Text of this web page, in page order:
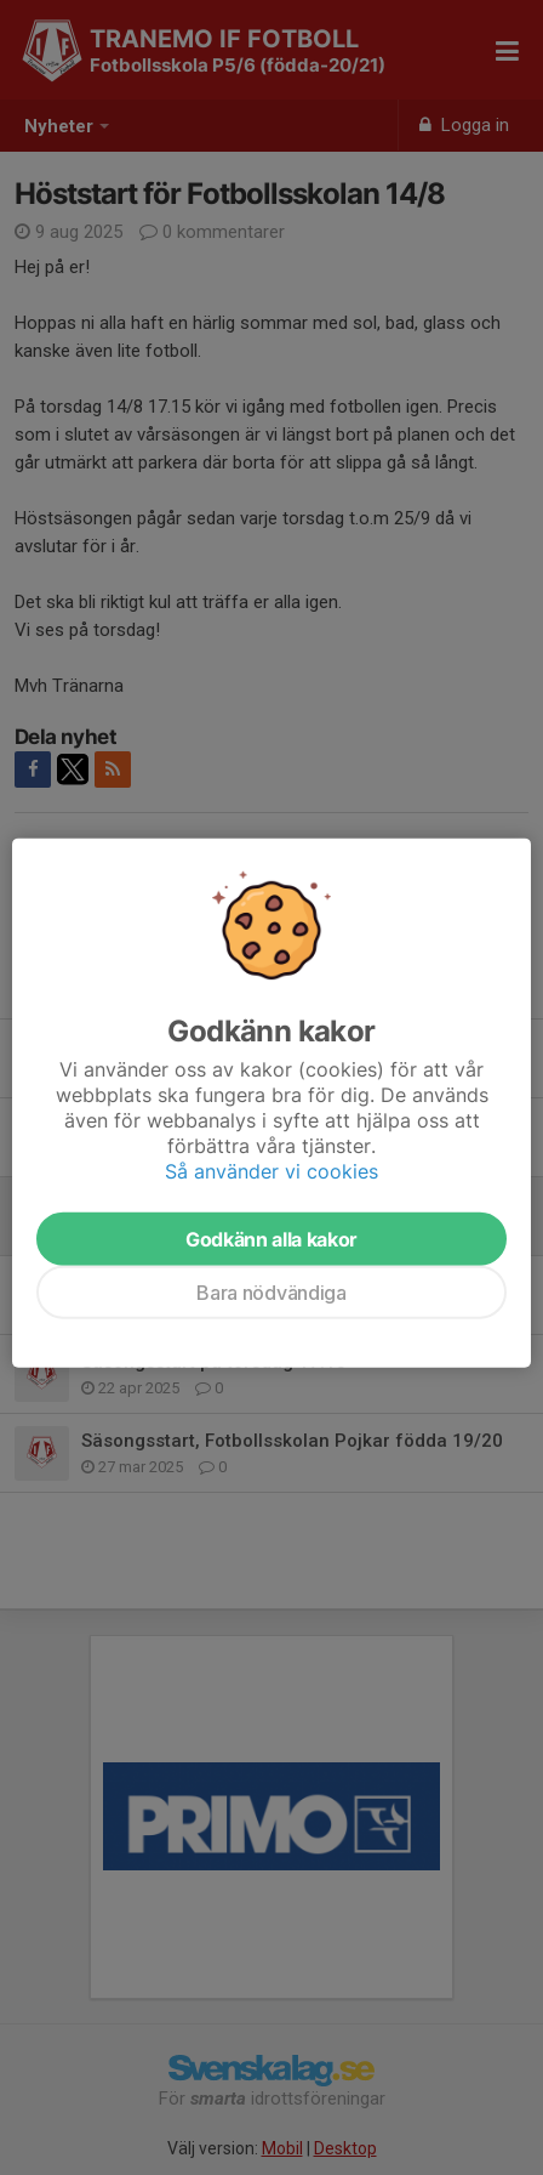
Nyheter Logga in
TRANEMO IF FOTBOLL
Fotbollsskola P5/6 (födda-20/21)
Höststart för Fotbollsskolan 14/8
9 aug 2025
0 kommentarer
Hej på er!
Hoppas ni alla haft en härlig sommar med sol, bad, glass och
kanske även lite fotboll.
På torsdag 14/8 17.15 kör vi igång med fotbollen igen. Precis
som i slutet av vårsäsongen är vi längst bort på planen och det
går utmärkt att parkera där borta för att slippa gå så långt.
Höstsäsongen pågår sedan varje torsdag t.o.m 25/9 då vi
avslutar för i år.
Det ska bli riktigt kul att träffa er alla igen.
Vi ses på torsdag!
Mvh Tränarna
Dela nyhet
Fotbollskolan Pojkar födda 2020/2021
14 apr, 21:13 0
Avslutning 25/9
24 sep 2025 0
22 apr 2025 0
Säsongsstart, Fotbollsskolan Pojkar födda 19/20
27 mar 2025 0
För smarta idrottsföreningar
Välj version: Mobil | Desktop
Godkänn kakor
Vi använder oss av kakor (cookies) för att vår
webbplats ska fungera bra för dig. De används
även för webbanalys i syfte att hjälpa oss att
förbättra våra tjänster.
Så använder vi cookies
Godkänn alla kakor
Bara nödvändiga